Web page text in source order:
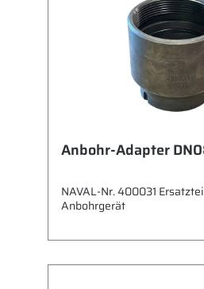
Anbohr-Adapter
NAVAL-Nr. 400031
Anbohrgerät